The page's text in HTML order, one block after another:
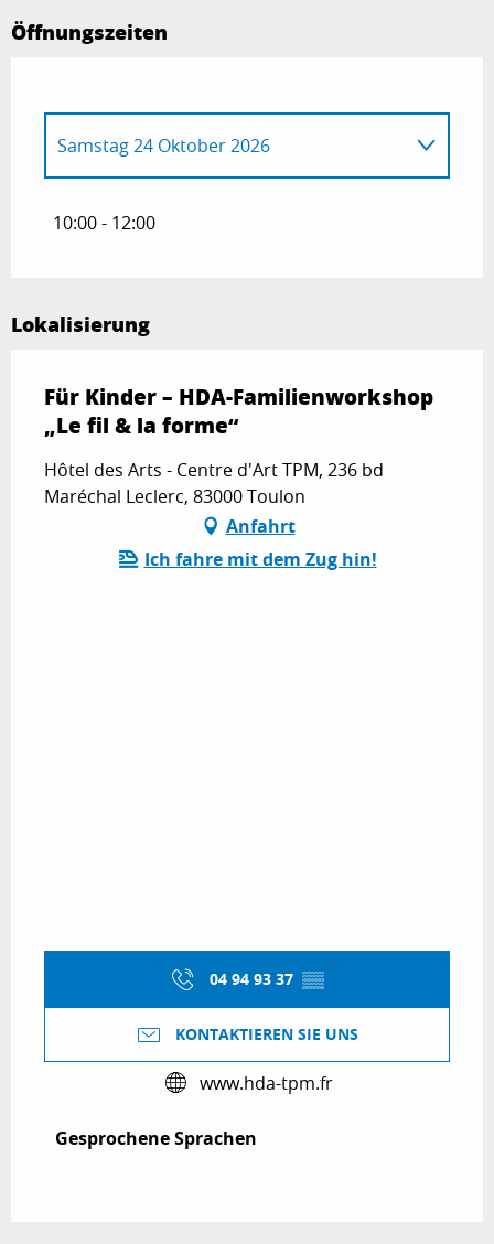
Öffnungszeiten
Samstag 24 Oktober 2026
10:00 - 12:00
Lokalisierung
Für Kinder – HDA-Familienworkshop
„Le fil & la forme“
Hôtel des Arts - Centre d'Art TPM, 236 bd
Maréchal Leclerc, 83000 Toulon
Anfahrt
Ich fahre mit dem Zug hin!
04 94 93 37 ▒▒
KONTAKTIEREN SIE UNS
www.hda-tpm.fr
Gesprochene Sprachen
Gesprochene Sprachen